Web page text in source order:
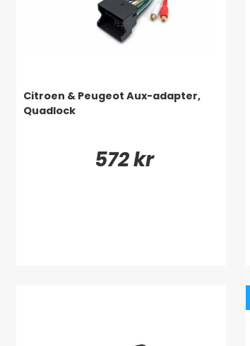
Citroen & Peugeot Aux-adapter,
Quadlock
572 kr